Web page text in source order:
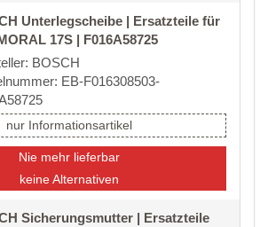
Unterlegscheibe | Ersatzteile für
17S | F016A58725
BOSCH
EB-F016308503-
nur Informationsartikel
Nie mehr lieferbar
keine Alternativen
Sicherungsmutter | Ersatzteile